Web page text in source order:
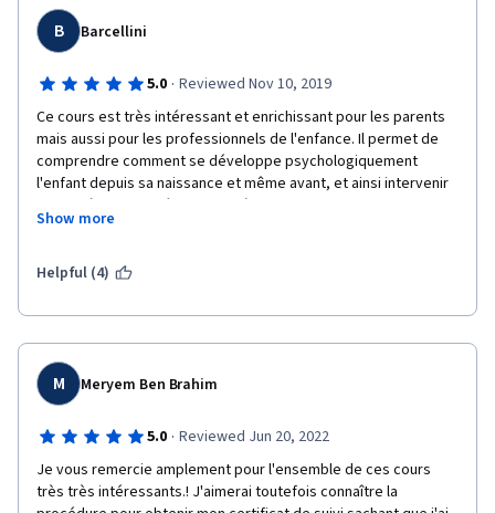
B Barcellini
5.0 · Reviewed Nov 10, 2019
Ce cours est très intéressant et enrichissant pour les parents
mais aussi pour les professionnels de l'enfance. Il permet de
comprendre comment se développe psychologiquement
l'enfant depuis sa naissance et même avant, et ainsi intervenir
de manière plus adéquate auprès de lui. Je remercie
chaleureusement toute l'équipe pour cette formation, qui
l'enfance (notamment les enseignants).
Show more
Helpful (4)
M Meryem Ben Brahim
5.0 · Reviewed Jun 20, 2022
Je vous remercie amplement pour l'ensemble de ces cours
très très intéressants.! J'aimerai toutefois connaître la